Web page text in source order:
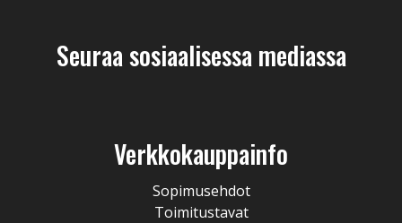
Seuraa sosiaalisessa mediassa
Verkkokauppainfo
Sopimusehdot
Toimitustavat